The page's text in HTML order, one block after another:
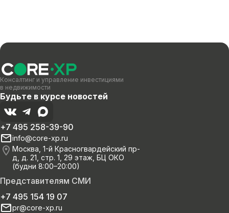
Консалтинг и управление инвестициями
в недвижимости
Будьте в курсе новостей
Представителям СМИ
+7 495 154 19 07
pr@core-xp.ru
+7 495 258-39-90
info@core-xp.ru
Москва, 1-й Красногвардейский пр-
д, д. 21, стр. 1, 29 этаж, БЦ ОКО
(будни 8:00–20:00)